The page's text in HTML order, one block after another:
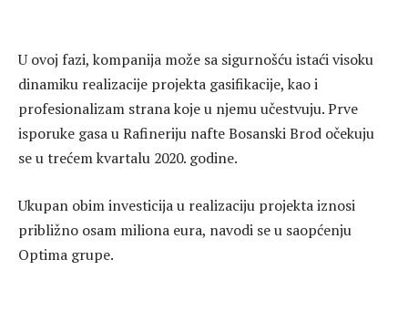
U ovoj fazi, kompanija može sa sigurnošću istaći visoku
dinamiku realizacije projekta gasifikacije, kao i
profesionalizam strana koje u njemu učestvuju. Prve
isporuke gasa u Rafineriju nafte Bosanski Brod očekuju
se u trećem kvartalu 2020. godine.
Ukupan obim investicija u realizaciju projekta iznosi
približno osam miliona eura, navodi se u saopćenju
Optima grupe.